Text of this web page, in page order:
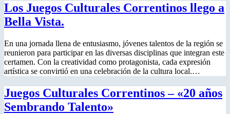
Los Juegos Culturales Correntinos llego a
Bella Vista.
En una jornada llena de entusiasmo, jóvenes talentos de la región se
reunieron para participar en las diversas disciplinas que integran este
certamen. Con la creatividad como protagonista, cada expresión
artística se convirtió en una celebración de la cultura local.…
Juegos Culturales Correntinos – «20 años
Sembrando Talento»